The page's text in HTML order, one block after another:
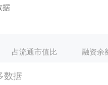
据
占流通市值比 融资余
数据